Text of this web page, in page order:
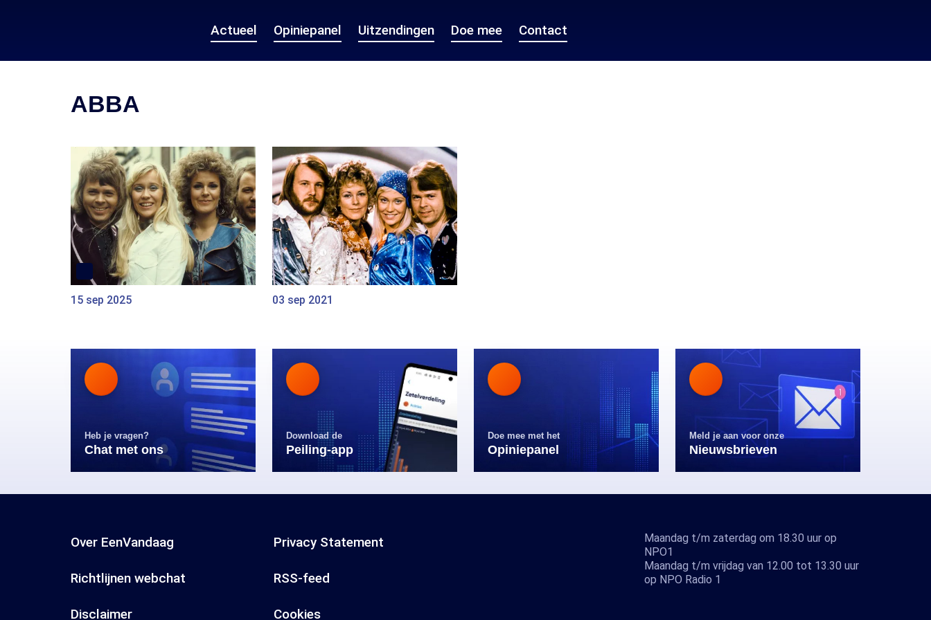
Actueel Opiniepanel Uitzendingen Doe mee Contact
ABBA
15 sep 2025 03 sep 2021
Heb je vragen?
Chat met ons
Download de
Peiling-app
Doe mee met het
Opiniepanel
Meld je aan voor onze
Nieuwsbrieven
Over EenVandaag Privacy Statement
Richtlijnen webchat RSS-feed
Disclaimer Cookies
Maandag t/m zaterdag om 18.30 uur op
NPO1
Maandag t/m vrijdag van 12.00 tot 13.30 uur
op NPO Radio 1